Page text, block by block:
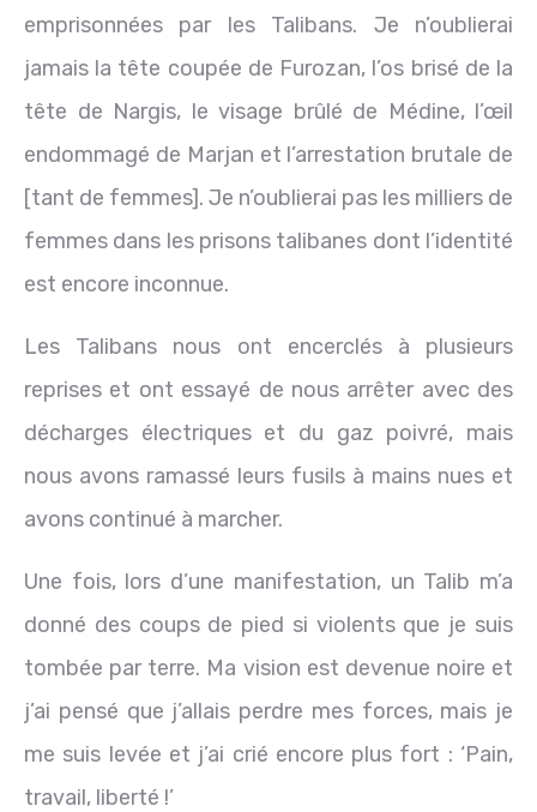
emprisonnées par les Talibans. Je n’oublierai
jamais la tête coupée de Furozan, l’os brisé de la
tête de Nargis, le visage brûlé de Médine, l’œil
endommagé de Marjan et l’arrestation brutale de
[tant de femmes]. Je n’oublierai pas les milliers de
femmes dans les prisons talibanes dont l’identité
est encore inconnue.
Les Talibans nous ont encerclés à plusieurs
reprises et ont essayé de nous arrêter avec des
décharges électriques et du gaz poivré, mais
nous avons ramassé leurs fusils à mains nues et
avons continué à marcher.
Une fois, lors d’une manifestation, un Talib m’a
donné des coups de pied si violents que je suis
tombée par terre. Ma vision est devenue noire et
j’ai pensé que j’allais perdre mes forces, mais je
me suis levée et j’ai crié encore plus fort : ‘Pain,
travail, liberté !’